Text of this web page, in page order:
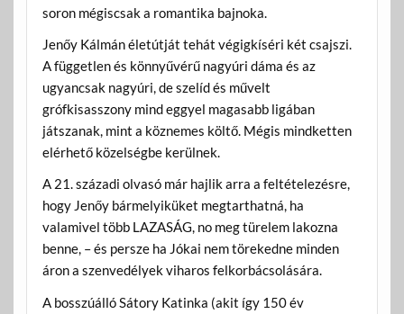
soron mégiscsak a romantika bajnoka.
Jenőy Kálmán életútját tehát végigkíséri két csajszi.
A független és könnyűvérű nagyúri dáma és az
ugyancsak nagyúri, de szelíd és művelt
grófkisasszony mind eggyel magasabb ligában
játszanak, mint a köznemes költő. Mégis mindketten
elérhető közelségbe kerülnek.
A 21. századi olvasó már hajlik arra a feltételezésre,
hogy Jenőy bármelyiküket megtarthatná, ha
valamivel több LAZASÁG, no meg türelem lakozna
benne, – és persze ha Jókai nem törekedne minden
áron a szenvedélyek viharos felkorbácsolására.
A bosszúálló Sátory Katinka (akit így 150 év